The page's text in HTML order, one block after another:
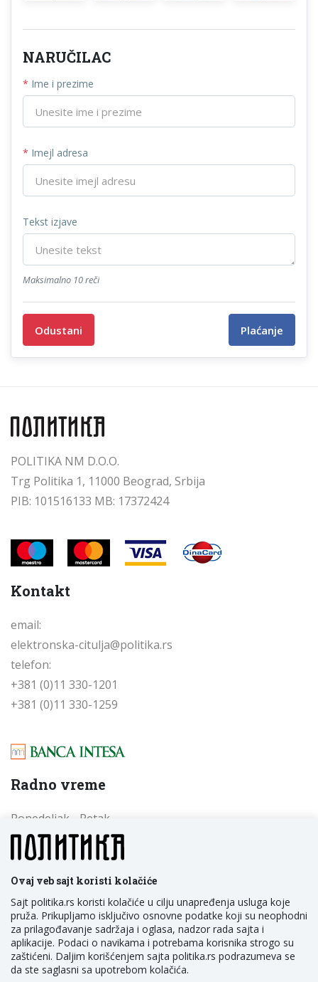
Ovaj veb sajt koristi kolačiće
Sajt politika.rs koristi kolačiće u cilju unapređenja usluga koje
pruža. Prikupljamo isključivo osnovne podatke koji su neophodni
za prilagođavanje sadržaja i oglasa, nadzor rada sajta i
aplikacije. Podaci o navikama i potrebama korisnika strogo su
zaštićeni. Daljim korišćenjem sajta politika.rs podrazumeva se
da ste saglasni sa upotrebom kolačića.
NARUČILAC
* Ime i prezime
* Imejl adresa
Tekst izjave
Maksimalno 10 reči
Odustani Plaćanje
POLITIKA NM D.O.O.
Trg Politika 1, 11000 Beograd, Srbija
PIB: 101516133 MB: 17372424
Kontakt
email:
elektronska-citulja@politika.rs
telefon:
+381 (0)11 330-1201
+381 (0)11 330-1259
Radno vreme
Ponedeljak - Petak
od 09 do 17 časova
Subota - Nedelja
od 09 do 17 časova
POLITIKA NM D.O.O. Beograd, Trg Politika 1, Srbija